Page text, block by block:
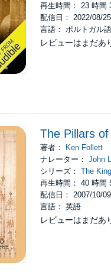
再生時間： 23 時間
配信日： 2022/08/25
言語： ポルトガル語
レビューはまだあ
The Pillars
著者：
Ken Follett
ナレーター： John
シリーズ： The
再生時間： 40 時間
配信日： 2007/10/09
言語： 英語
レビューはまだあ